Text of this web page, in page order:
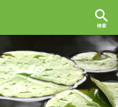
search